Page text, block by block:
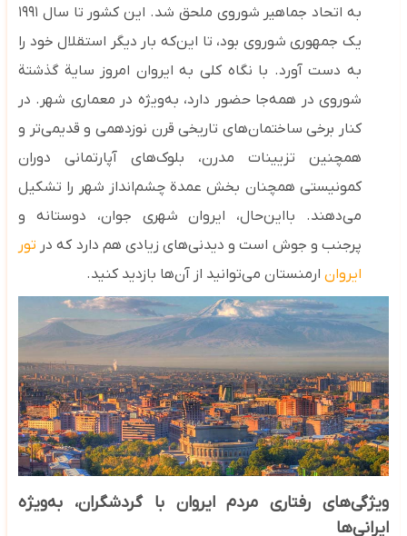
به اتحاد جماهیر شوروی ملحق شد. این کشور تا سال ۱۹۹۱
یک جمهوری شوروی بود، تا این‌که بار دیگر استقلال خود را
به دست آورد. با نگاه کلی به ایروان امروز سایة گذشتة
شوروی در همه‌جا حضور دارد، به‌ویژه در معماری شهر. در
کنار برخی ساختمان‌های تاریخی قرن نوزدهمی و قدیمی‌تر و
همچنین تزیینات مدرن، بلوک‌های آپارتمانی دوران
کمونیستی همچنان بخش عمدة چشم‌انداز شهر را تشکیل
می‌دهند. بااین‌حال، ایروان شهری جوان، دوستانه و
پرجنب‌ و جوش است و دیدنی‌های زیادی هم دارد که درتور
ایروانارمنستان می‌توانید از آن‌ها بازدید کنید.
ویژگی‌های رفتاری مردم ایروان با گردشگران، به‌ویژه
ایرانی‌ها